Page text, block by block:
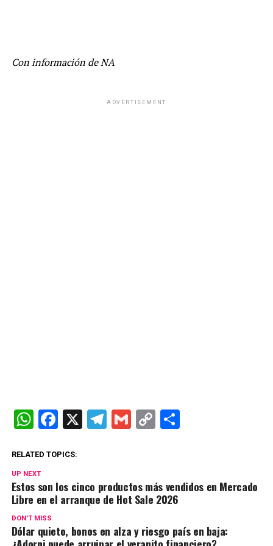
Con información de NA
ADVERTISEMENT
W
at
s
A
p
p
F
ce
b
o
k
X T
gr
a
G C
Li
n
C
p
ar
RELATED TOPICS:
UP NEXT
Estos son los cinco productos más vendidos en Mercado
Libre en el arranque de Hot Sale 2026
DON'T MISS
Dólar quieto, bonos en alza y riesgo país en baja: